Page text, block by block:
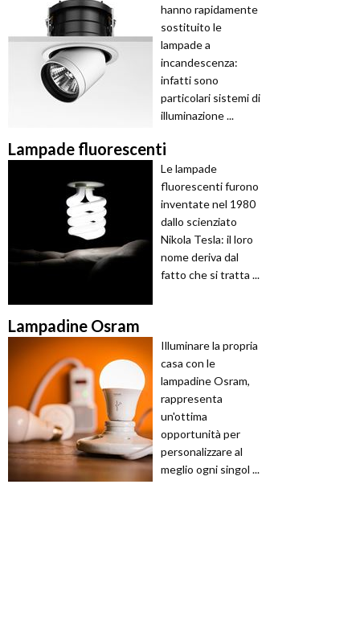
hanno rapidamente
sostituito le
lampade a
incandescenza:
infatti sono
particolari sistemi di
illuminazione ...
Lampade fluorescenti
Le lampade
fluorescenti furono
inventate nel 1980
dallo scienziato
Nikola Tesla: il loro
nome deriva dal
fatto che si tratta ...
Lampadine Osram
Illuminare la propria
casa con le
lampadine Osram,
rappresenta
un'ottima
opportunità per
personalizzare al
meglio ogni singol ...